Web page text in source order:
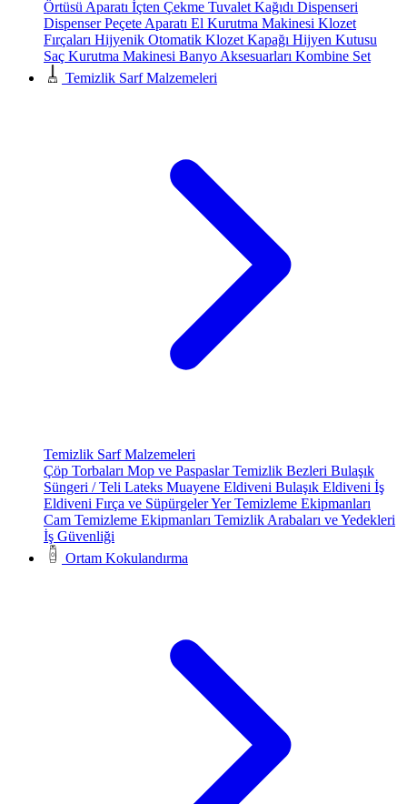
Örtüsü Aparatı İçten Çekme Tuvalet Kağıdı Dispenseri
Dispenser Peçete Aparatı El Kurutma Makinesi Klozet
Fırçaları Hijyenik Otomatik Klozet Kapağı Hijyen Kutusu
Saç Kurutma Makinesi Banyo Aksesuarları Kombine Set
Temizlik Sarf Malzemeleri
Temizlik Sarf Malzemeleri
Çöp Torbaları Mop ve PaspaslarTemizlik Bezleri Bulaşık
Süngeri / Teli Lateks Muayene Eldiveni Bulaşık Eldiveni İş
Eldiveni Fırça ve SüpürgelerYer Temizleme Ekipmanları
Cam Temizleme Ekipmanları Temizlik Arabaları ve Yedekleri
İş Güvenliği
Ortam Kokulandırma